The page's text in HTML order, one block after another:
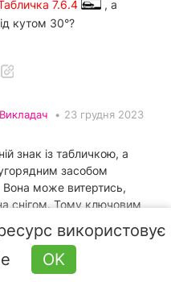
7.6.4
, а
кутом 30°?
Викладач • 23 грудня 2023
знак із табличкою, а
засобом
може витертись,
снігом. Тому ключовим
має бути
частиною до
Табличка 7.6.4
- перпендикулярно до
використовує
OK